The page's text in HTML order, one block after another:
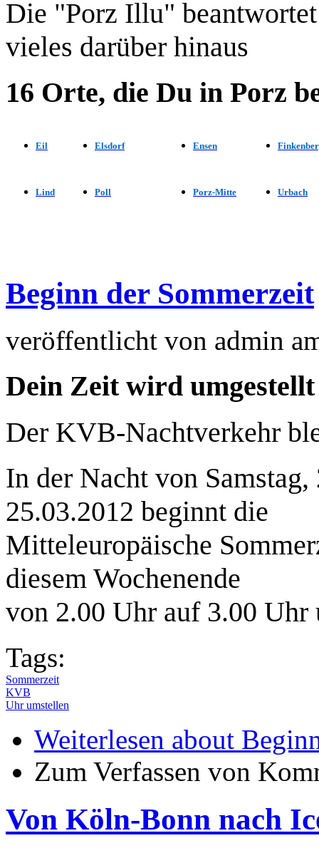
Die "Porz Illu"
vieles darüber hinaus
16 Orte, die Du in Porz
Eil Elsdorf Ensen
Lind Poll Porz-Mitte Urbach
Beginn der Sommerzeit
veröffentlicht von admin
Dein Zeit wird umgestellt
Der KVB-Nachtverkehr
In der Nacht von
25.03.2012 beginnt die
Mitteleuropäische
diesem Wochenende
von 2.00 Uhr auf 3.00 Uhr
Tags:
Sommerzeit
KVB
Uhr umstellen
Weiterlesen about
Zum Verfassen von
Von Köln-Bonn nach